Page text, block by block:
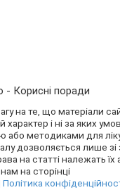
- Корисні поради
на те, що матеріали
і ні за яких
або методиками для
дозволяється лише
на статті належать їх
на сторінці
Політика